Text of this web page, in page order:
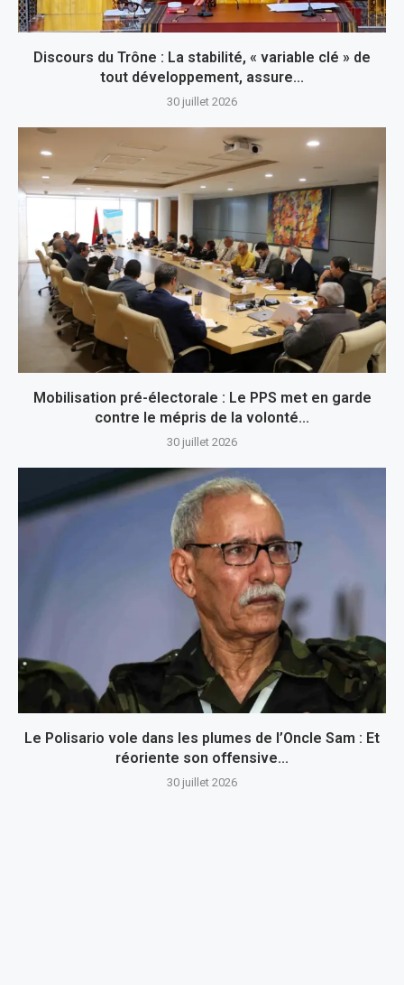
Discours du Trône : La stabilité, « variable clé » de
tout développement, assure...
30 juillet 2026
Mobilisation pré-électorale : Le PPS met en garde
contre le mépris de la volonté...
30 juillet 2026
Le Polisario vole dans les plumes de l’Oncle Sam : Et
réoriente son offensive...
30 juillet 2026